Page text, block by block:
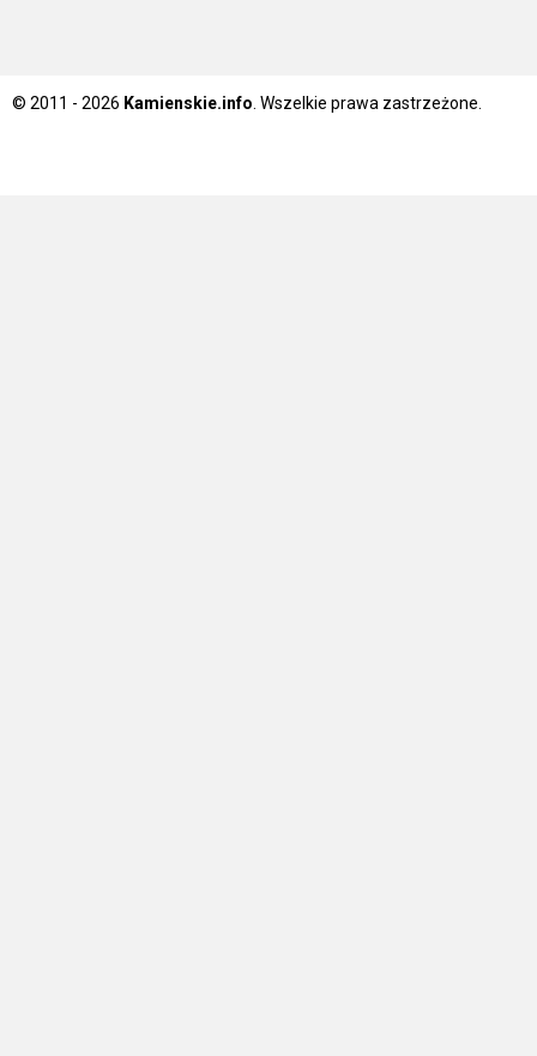
© 2011 - 2026 Kamienskie.info . Wszelkie prawa zastrzeżone.